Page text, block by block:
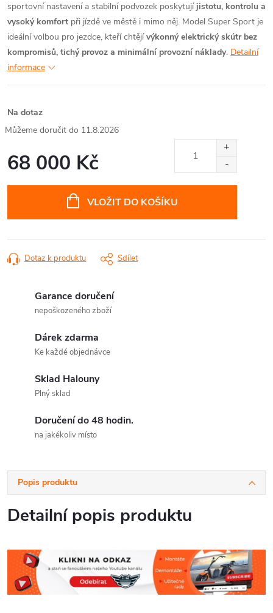
sportovní nastavení a stabilní podvozek poskytujíjistotu, kontrolu a
vysoký komfort při jízdě ve městě i mimo něj. Model Super Sport je
ideální volbou pro jezdce, kteří chtějívýkonný elektrický skútr bez
kompromisů, tichý provoz a minimální provozní náklady. Detailní
informace
Na dotaz
11.8.2026
68 000 Kč
VLOŽIT DO KOŠÍKU
Dotaz k produktu Sdílet
Garance doručení
nepoškozeného zboží
Dárek zdarma
Ke každé objednávce
Sklad Halouny
Plný sklad
Doručení do 48 hodin.
na jakékoliv místo
Popis produktu
Detailní popis produktu